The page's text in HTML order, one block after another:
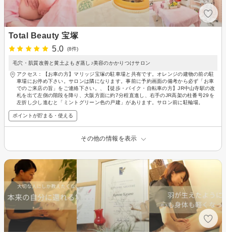
Total Beauty 宝塚
5.0
(8件)
毛穴・肌質改善と黄土よもぎ蒸し♪美容のかかりつけサロン
アクセス：【お車の方】マリッジ宝塚の駐車場と共有です。オレンジの建物の前の駐
車場にお停め下さい。サロンは隣になります。事前に予約画面の備考から必ず「お車
でのご来店の旨」をご連絡下さい。、【徒歩・バイク・自転車の方】JR中山寺駅の改
札を出て左側の階段を降り、大阪方面に約7分程直進し、右手のJR高架の柱番号29を
左折し少し進むと「ミントグリーン色の戸建」があります。サロン前に駐輪場。
ポイントが貯まる・使える
その他の情報を表示